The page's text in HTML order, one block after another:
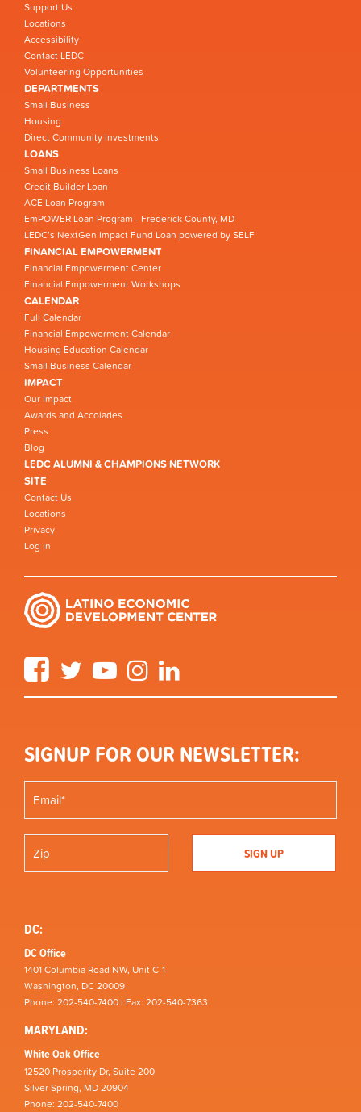
Support Us
Locations
Accessibility
Contact LEDC
Volunteering Opportunities
DEPARTMENTS
Small Business
Housing
Direct Community Investments
LOANS
Small Business Loans
Credit Builder Loan
ACE Loan Program
EmPOWER Loan Program - Frederick County, MD
LEDC’s NextGen Impact Fund Loan powered by SELF
FINANCIAL EMPOWERMENT
Financial Empowerment Center
Financial Empowerment Workshops
CALENDAR
Full Calendar
Financial Empowerment Calendar
Housing Education Calendar
Small Business Calendar
IMPACT
Our Impact
Awards and Accolades
Press
Blog
LEDC ALUMNI & CHAMPIONS NETWORK
SITE
Contact Us
Locations
Privacy
Log in
FacebookTwitter YouTube Instagram
SIGNUP FOR OUR NEWSLETTER:
DC:
DC Office
1401 Columbia Road NW, Unit C-1
Washington, DC 20009
Phone: 202-540-7400 | Fax: 202-540-7363
MARYLAND:
White Oak Office
12520 Prosperity Dr, Suite 200
Silver Spring, MD 20904
Phone: 202-540-7400